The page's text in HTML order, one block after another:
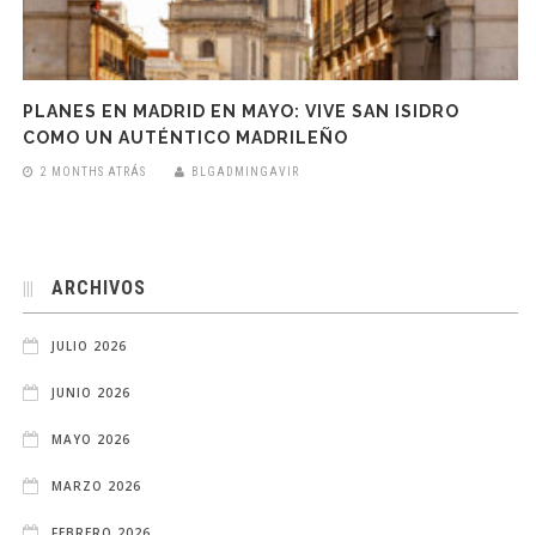
PLANES EN MADRID EN MAYO: VIVE SAN ISIDRO
COMO UN AUTÉNTICO MADRILEÑO
2 MONTHS ATRÁS BLGADMINGAVIR
ARCHIVOS
JULIO 2026
JUNIO 2026
MAYO 2026
MARZO 2026